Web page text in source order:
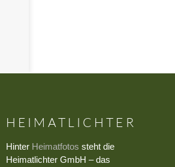
HEIMATLICHTER
Hinter Heimatfotos steht die
Heimatlichter GmbH – das